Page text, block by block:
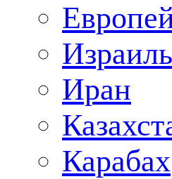
Израиль
Иран
Карабах